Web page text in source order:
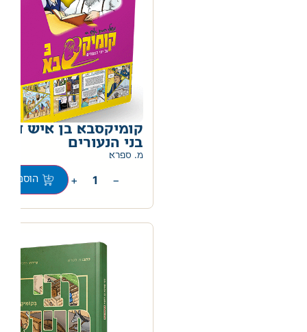
קומיקסבא בן איש חי
בני הנעורים
מ. ספרא
−
+ הוספה